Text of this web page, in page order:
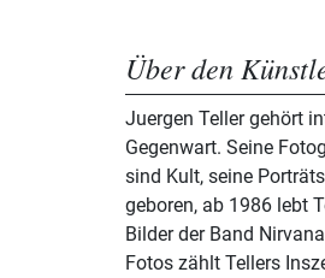
Über den
Juergen Teller gehört
Gegenwart. Seine
sind Kult, seine
geboren, ab 1986 lebt
Bilder der Band
Fotos zählt Tellers